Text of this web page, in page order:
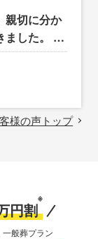
親切に分か
ました。 ま
スが心地よ
様の声トップ
円割
※
般葬プラン